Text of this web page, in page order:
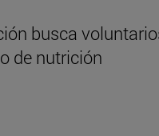
busca
de nutrición